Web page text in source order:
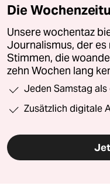
Die
Unsere wochentaz
Journalismus, der
Stimmen, die
zehn Wochen lang
Jeden Samstag
Zusätzlich digitale